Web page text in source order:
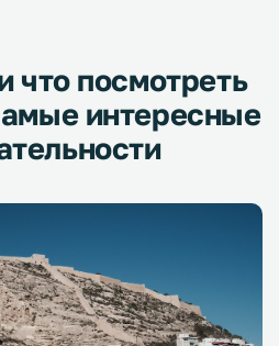
что посмотреть
интересные